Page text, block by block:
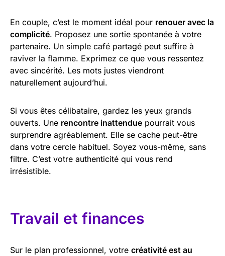
En couple, c’est le moment idéal pour renouer avec la
complicité. Proposez une sortie spontanée à votre
partenaire. Un simple café partagé peut suffire à
raviver la flamme. Exprimez ce que vous ressentez
avec sincérité. Les mots justes viendront
naturellement aujourd’hui.
Si vous êtes célibataire, gardez les yeux grands
ouverts. Une rencontre inattendue pourrait vous
surprendre agréablement. Elle se cache peut-être
dans votre cercle habituel. Soyez vous-même, sans
filtre. C’est votre authenticité qui vous rend
irrésistible.
Travail et finances
Sur le plan professionnel, votre créativité est au